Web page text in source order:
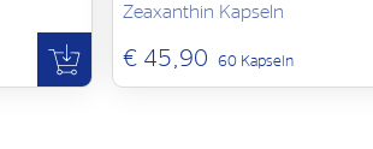
Zeaxanthin Kapseln
€ 45,90 60 Kapseln